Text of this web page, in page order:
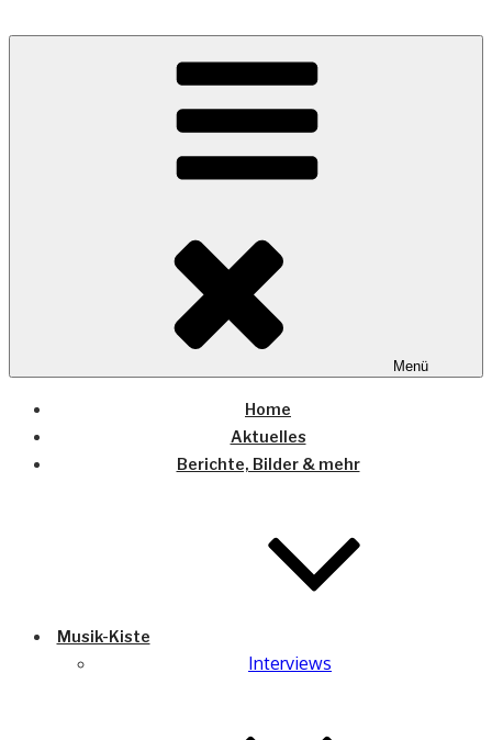
COUNTRYHOME
Wo die (Country-) Musik Zuhause ist
Menü
Home
Aktuelles
Berichte, Bilder & mehr
Musik-Kiste
Interviews